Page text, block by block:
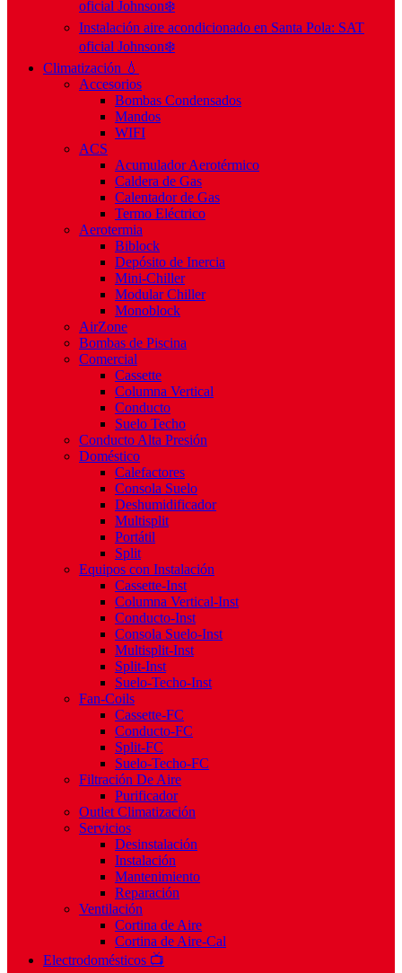
oficial Johnson❄️
Instalación aire acondicionado en Santa Pola: SAT
oficial Johnson❄️
Climatización 💧
Accesorios
Bombas Condensados
Mandos
WIFI
ACS
Acumulador Aerotérmico
Caldera de Gas
Calentador de Gas
Termo Eléctrico
Aerotermia
Biblock
Depósito de Inercia
Mini-Chiller
Modular Chiller
Monoblock
AirZone
Bombas de Piscina
Comercial
Cassette
Columna Vertical
Conducto
Suelo Techo
Conducto Alta Presión
Doméstico
Calefactores
Consola Suelo
Deshumidificador
Multisplit
Portátil
Split
Equipos con Instalación
Cassette-Inst
Columna Vertical-Inst
Conducto-Inst
Consola Suelo-Inst
Multisplit-Inst
Split-Inst
Suelo-Techo-Inst
Fan-Coils
Cassette-FC
Conducto-FC
Split-FC
Suelo-Techo-FC
Filtración De Aire
Purificador
Outlet Climatización
Servicios
Desinstalación
Instalación
Mantenimiento
Reparación
Ventilación
Cortina de Aire
Cortina de Aire-Cal
Electrodomésticos 📺